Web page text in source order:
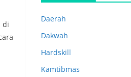
di
Daerah
Dakwah
Hardskill
Kamtibmas